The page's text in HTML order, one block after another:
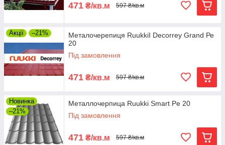
471 ₴/кв.м 597 ₴/кв.м
Акції –21%
Металочерепиця RuukkiI Decorrey Grand Ре
20
Під замовлення
471 ₴/кв.м 597 ₴/кв.м
Новинка
–21%
Металлочерпица Ruukki Smart Рe 20
Під замовлення
471 ₴/кв.м 597 ₴/кв.м